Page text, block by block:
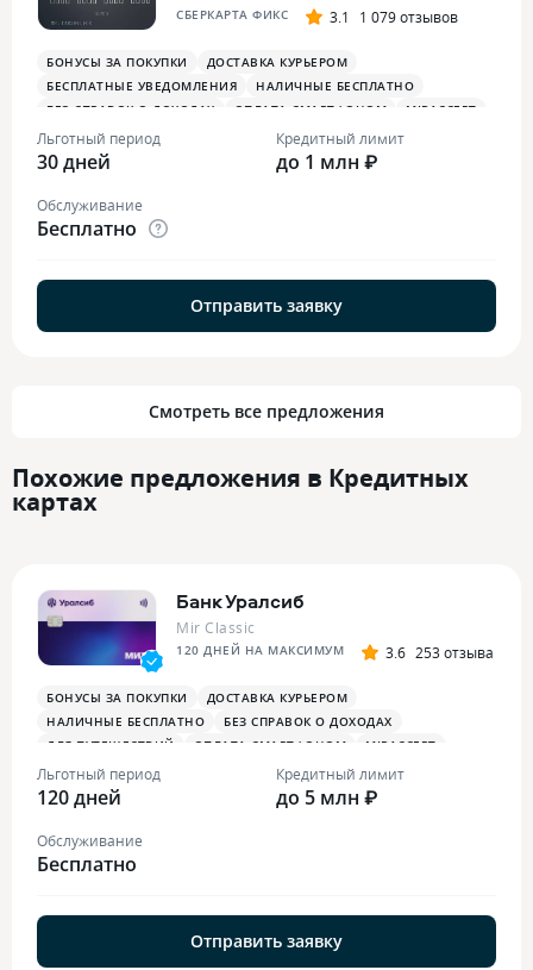
СБЕРКАРТА ФИКС 3.1 1 079 отзывов
БОНУСЫ ЗА ПОКУПКИ
ДОСТАВКА КУРЬЕРОМ
БЕСПЛАТНЫЕ УВЕДОМЛЕНИЯ
НАЛИЧНЫЕ БЕСПЛАТНО
БЕЗ СПРАВОК О ДОХОДАХ
ОПЛАТА СМАРТФОНОМ MIRACCEPT
Льготный период
30 дней
Кредитный лимит
до 1 млн ₽
Обслуживание
Бесплатно
Отправить заявку
Смотреть все предложения
Похожие предложения в Кредитных
картах
Банк Уралсиб
Mir Classic
120 ДНЕЙ НА МАКСИМУМ 3.6 253 отзыва
БОНУСЫ ЗА ПОКУПКИ
ДОСТАВКА КУРЬЕРОМ
НАЛИЧНЫЕ БЕСПЛАТНО
БЕЗ СПРАВОК О ДОХОДАХ
ДЛЯ ПУТЕШЕСТВИЙ
ОПЛАТА СМАРТФОНОМ MIRACCEPT
Льготный период
120 дней
Кредитный лимит
до 5 млн ₽
Обслуживание
Бесплатно
Отправить заявку